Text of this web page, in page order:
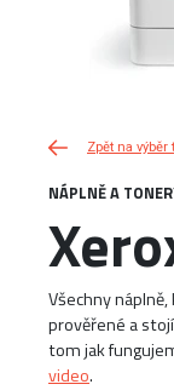
Zpět na výběr
NÁPLNĚ A
Všechny
prověřené a
tom jak
video.